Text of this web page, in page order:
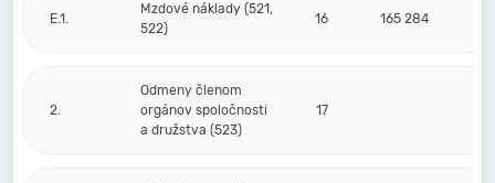
E.1.
Mzdové náklady (521,
522)
16 165 284
2.
Odmeny členom
orgánov spoločnosti
a družstva (523)
17